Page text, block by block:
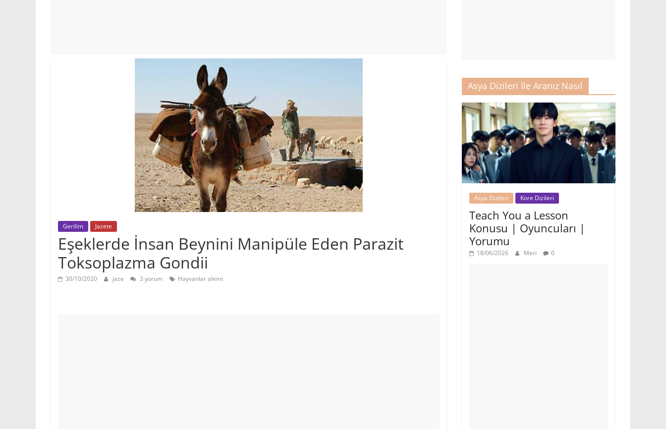
Gerilim Jazete
Eşeklerde İnsan Beynini Manipüle Eden Parazit
Toksoplazma Gondii
30/10/2020 jaze 3 yorum Hayvanlar alemi
Asya Dizileri İle Aranız Nasıl
Asya Dizileri Kore Dizileri
Teach You a Lesson
Konusu | Oyuncuları |
Yorumu
18/06/2026 Meri 0